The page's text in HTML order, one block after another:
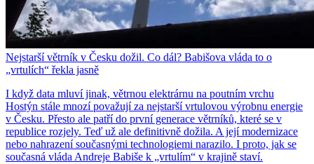
Nejstarší větrník v Česku dožil. Co dál? Babišova vláda to o
„vrtulích“ řekla jasně
I když data mluví jinak, větrnou elektrárnu na poutním vrchu
Hostýn stále mnozí považují za nejstarší vrtulovou výrobnu energie
v Česku. Přesto ale patří do první generace větrníků, které se v
republice rozjely. Teď už ale definitivně dožila. A její modernizace
nebo nahrazení současnými technologiemi narazilo. I proto, jak se
současná vláda Andreje Babiše k „vrtulím“ v krajině staví.